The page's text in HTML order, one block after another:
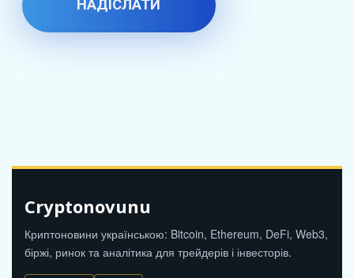
Cryptonovunu
Криптоновини українською: Bitcoin, Ethereum, DeFi, Web3,
біржі, ринок та аналітика для трейдерів і інвесторів.